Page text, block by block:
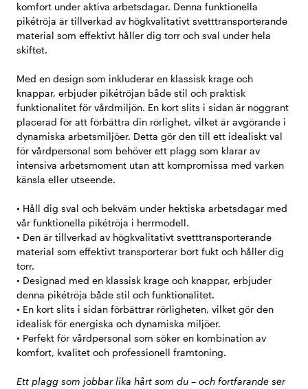
komfort under aktiva arbetsdagar. Denna funktionella
pikétröja är tillverkad av högkvalitativt svetttransporterande
material som effektivt håller dig torr och sval under hela
skiftet.
Med en design som inkluderar en klassisk krage och
knappar, erbjuder pikétröjan både stil och praktisk
funktionalitet för vårdmiljön. En kort slits i sidan är noggrant
placerad för att förbättra din rörlighet, vilket är avgörande i
dynamiska arbetsmiljöer. Detta gör den till ett idealiskt val
för vårdpersonal som behöver ett plagg som klarar av
intensiva arbetsmoment utan att kompromissa med varken
känsla eller utseende.
• Håll dig sval och bekväm under hektiska arbetsdagar med
vår funktionella pikétröja i herrmodell.
• Den är tillverkad av högkvalitativt svetttransporterande
material som effektivt transporterar bort fukt och håller dig
torr.
• Designad med en klassisk krage och knappar, erbjuder
denna pikétröja både stil och funktionalitet.
• En kort slits i sidan förbättrar rörligheten, vilket gör den
idealisk för energiska och dynamiska miljöer.
• Perfekt för vårdpersonal som söker en kombination av
komfort, kvalitet och professionell framtoning.
Ett plagg som jobbar lika hårt som du – och fortfarande ser